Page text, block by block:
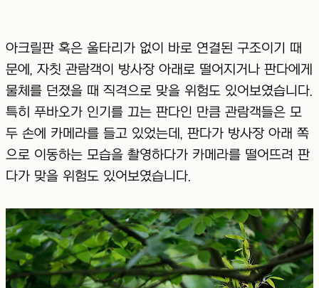
아크릴판 혹은 울타리가 없이 바로 연결된 구조이기 때
문에, 자칫 관람객이 방사장 아래로 떨어지거나 판다에게
물체를 던졌을 때 직격으로 맞을 위험도 있어보였습니다.
특히 푸바오가 인기를 끄는 판다인 만큼 관람객들은 모
두 손에 카메라를 들고 있었는데, 판다가 방사장 아래 쪽
으로 이동하는 모습을 촬영하다가 카메라를 떨어뜨려 판
다가 맞을 위험도 있어보였습니다.